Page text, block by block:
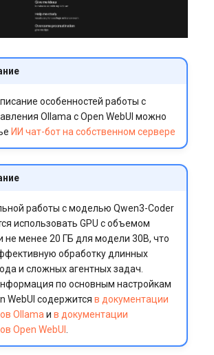
особенностей работы с
Ollama c Open WebUI можно
ИИ чат-бот на собственном сервере
работы с моделью Qwen3-Coder
использовать GPU с объемом
не менее 20 ГБ для модели 30B, что
обработку длинных
и сложных агентных задач.
по основным настройкам
WebUI содержится в документации
Ollamaи в документации
Open WebUI .